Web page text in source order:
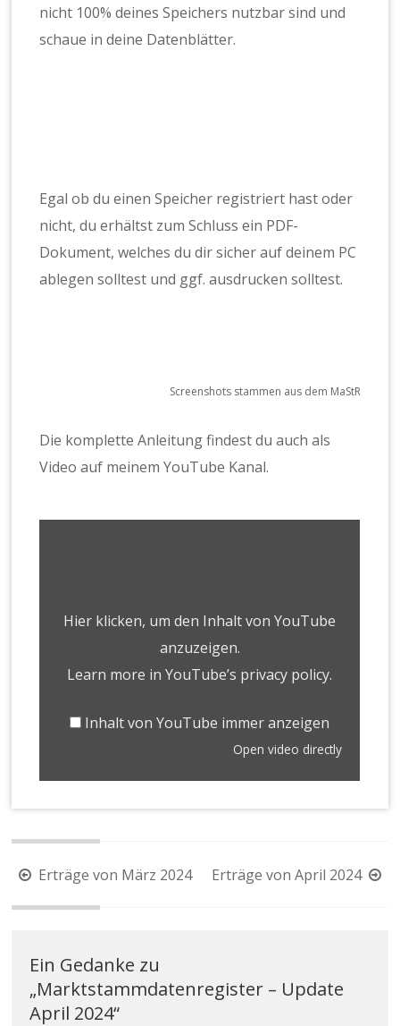
nicht 100% deines Speichers nutzbar sind und
schaue in deine Datenblätter.
Egal ob du einen Speicher registriert hast oder
nicht, du erhältst zum Schluss ein PDF-
Dokument, welches du dir sicher auf deinem PC
ablegen solltest und ggf. ausdrucken solltest.
Screenshots stammen aus dem MaStR
Die komplette Anleitung findest du auch als
Video auf meinem YouTube Kanal.
Hier klicken, um den Inhalt von YouTube
anzuzeigen.
Learn more inYouTube’s privacy policy.
Inhalt von YouTube immer anzeigen
Open video directly
Erträge von März 2024 Erträge von April 2024
Ein Gedanke zu
„Marktstammdatenregister – Update
April 2024“